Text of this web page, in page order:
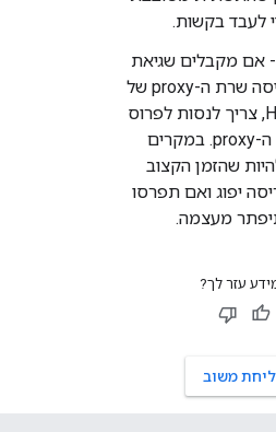
לעבד בקשות.
- אם מקבלים שגיאת
פריסה בעת פריסה שרת ה-proxy של
Hosted Targets, צריך לנסות לפרוס
מחדש את שרת ה-proxy. במקרים
שהזמן הקצוב
יפוג ואם תפרסו
מעצמה.
עזר לך?
משוב